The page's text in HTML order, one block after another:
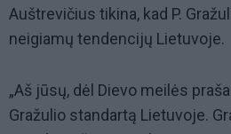
Auštrevičius tikina, kad P.
neigiamų tendencijų Lietuvoje.
„Aš jūsų, dėl Dievo meilės
Gražulio standartą Lietuvoje.